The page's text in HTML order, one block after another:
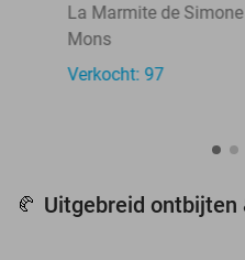
La Marmite de Simone
Mons
Verkocht: 97
🥐 Uitgebreid ontbijten